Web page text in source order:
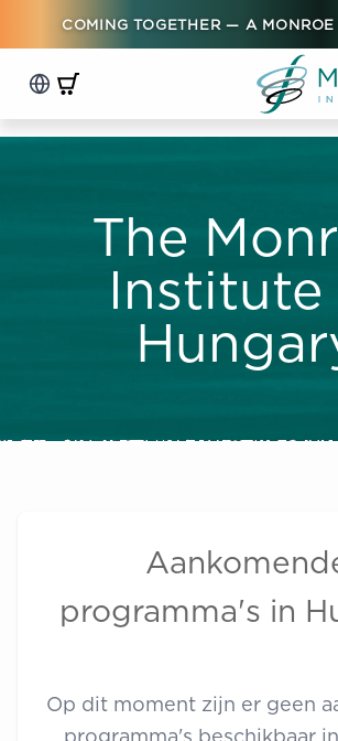
COMING TOGETHER — A
The
Institute
programma's in
Op dit moment zijn er geen
programma's beschikbaar